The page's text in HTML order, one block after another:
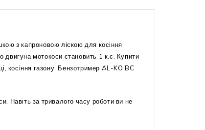
з капроновою ліскою для косіння
двигуна мотокоси становить 1 к.с. Купити
косіння газону. Бензотример AL-KO BC
Навіть за тривалого часу роботи ви не